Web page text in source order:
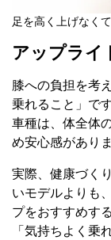
足を高く上げなく
アップライ
膝への負担を考
乗れること」で
車種は、体全体
め安心感がありま
実際、健康づく
いモデルよりも
プをおすすめす
「気持ちよく乗